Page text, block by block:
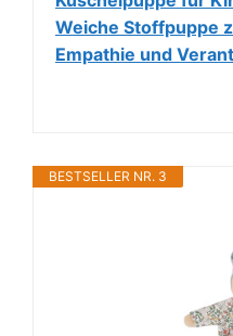
Weiche Stoffpuppe
Empathie und
BESTSELLER NR. 3